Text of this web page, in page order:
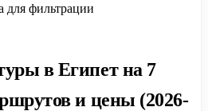
для фильтрации
в Египет на 7
и цены (2026-